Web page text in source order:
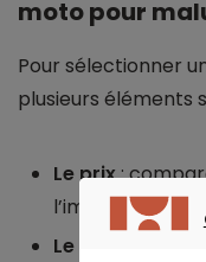
moto pour
Pour sélectionner
plusieurs éléments
Le prix:
l’impact
Le type de